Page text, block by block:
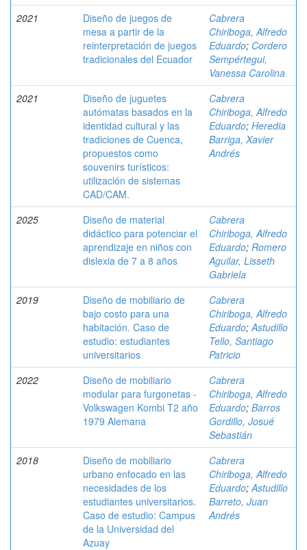
2021
Diseño de juegos de
mesa a partir de la
reinterpretación de juegos
tradicionales del Ecuador
Cabrera
Chiriboga, Alfredo
Eduardo; Cordero
Sempértegui,
Vanessa Carolina
2021
Diseño de juguetes
autómatas basados en la
identidad cultural y las
tradiciones de Cuenca,
propuestos como
souvenirs turísticos:
utilización de sistemas
CAD/CAM.
Cabrera
Chiriboga, Alfredo
Eduardo; Heredia
Barriga, Xavier
Andrés
2025
Diseño de material
didáctico para potenciar el
aprendizaje en niños con
dislexia de 7 a 8 años
Cabrera
Chiriboga, Alfredo
Eduardo; Romero
Aguilar, Lisseth
Gabriela
2019
Diseño de mobiliario de
bajo costo para una
habitación. Caso de
estudio: estudiantes
universitarios
Cabrera
Chiriboga, Alfredo
Eduardo;Astudillo
Tello, Santiago
Patricio
2022
Diseño de mobiliario
modular para furgonetas -
Volkswagen Kombi T2 año
1979 Alemana
Cabrera
Chiriboga, Alfredo
Eduardo; Barros
Gordillo, Josué
Sebastián
2018
Diseño de mobiliario
urbano enfocado en las
necesidades de los
estudiantes universitarios.
Caso de estudio: Campus
de la Universidad del
Azuay
Cabrera
Chiriboga, Alfredo
Eduardo;Astudillo
Barreto, Juan
Andrés